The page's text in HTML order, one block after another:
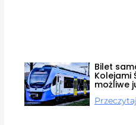
Bilet
Kolejami
możliwe